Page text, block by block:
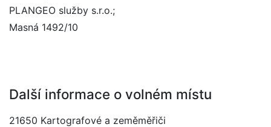
PLANGEO služby s.r.o.;
Masná 1492/10
Další informace o volném místu
21650 Kartografové a zeměměřiči